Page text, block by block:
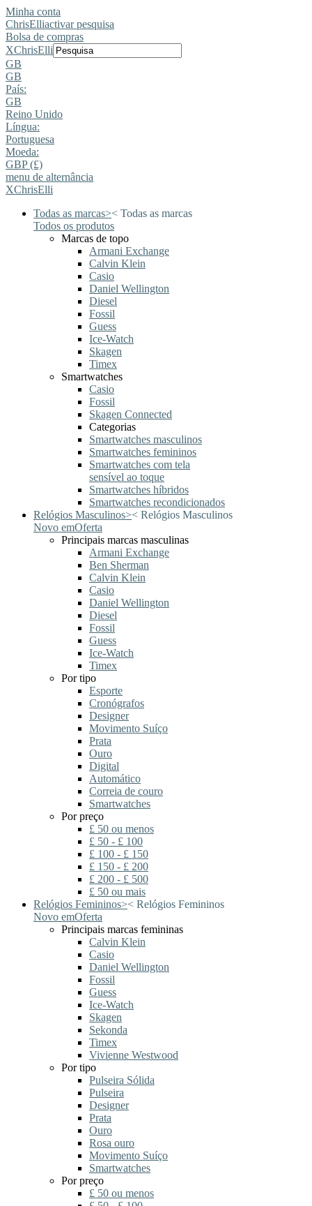
Minha conta
ChrisElliactivar pesquisa
Bolsa de compras
XChrisElli
GB
GB
País:
GB
Reino Unido
Língua:
Portuguesa
Moeda:
GBP (£)
menu de alternância
XChrisElli
Todas as marcas>< Todas as marcas
Todos os produtos
Marcas de topo
Armani Exchange
Calvin Klein
Casio
Daniel Wellington
Diesel
Fossil
Guess
Ice-Watch
Skagen
Timex
Smartwatches
Casio
Fossil
Skagen Connected
Categorias
Smartwatches masculinos
Smartwatches femininos
Smartwatches com tela
sensível ao toque
Smartwatches híbridos
Smartwatches recondicionados
Relógios Masculinos>< Relógios Masculinos
Novo emOferta
Principais marcas masculinas
Armani Exchange
Ben Sherman
Calvin Klein
Casio
Daniel Wellington
Diesel
Fossil
Guess
Ice-Watch
Timex
Por tipo
Esporte
Cronógrafos
Designer
Movimento Suíço
Prata
Ouro
Digital
Automático
Correia de couro
Smartwatches
Por preço
£ 50 ou menos
£ 50 - £ 100
£ 100 - £ 150
£ 150 - £ 200
£ 200 - £ 500
£ 50 ou mais
Relógios Femininos>< Relógios Femininos
Novo emOferta
Principais marcas femininas
Calvin Klein
Casio
Daniel Wellington
Fossil
Guess
Ice-Watch
Skagen
Sekonda
Timex
Vivienne Westwood
Por tipo
Pulseira Sólida
Pulseira
Designer
Prata
Ouro
Rosa ouro
Movimento Suíço
Smartwatches
Por preço
£ 50 ou menos